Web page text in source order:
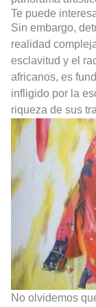
Te puede
Sin embargo,
realidad
esclavitud y el
africanos, es
infligido por la
riqueza de sus
No olvidemos